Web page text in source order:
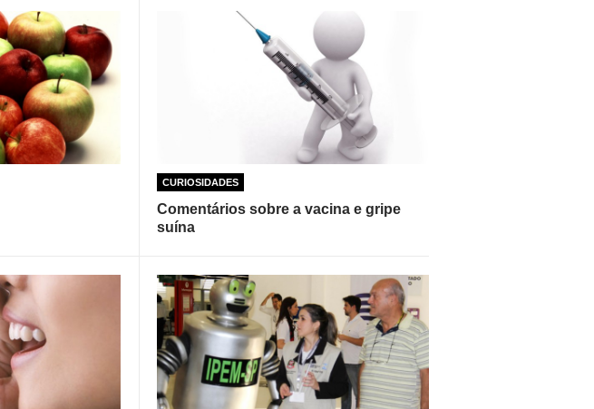
CURIOSIDADES
Comentários sobre a vacina e gripe
suína